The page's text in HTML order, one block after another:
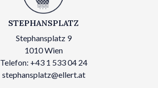
STEPHANSPLATZ
Stephansplatz 9
1010 Wien
Telefon: +43 1 533 04 24
stephansplatz@ellert.at